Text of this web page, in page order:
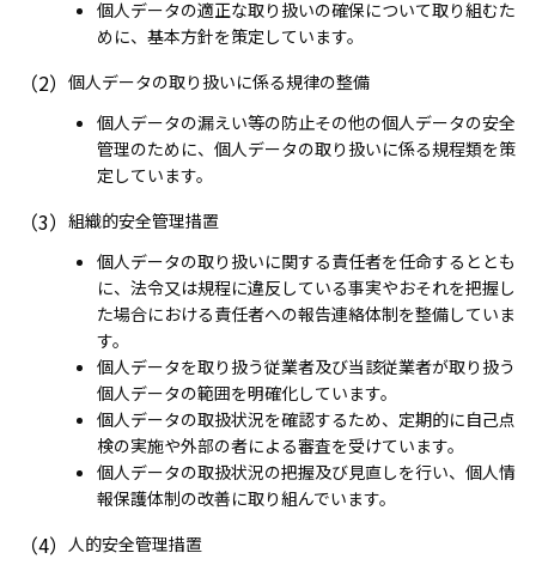
個人データの適正な取り扱いの確保について取り組むた
めに、基本方針を策定しています。
（2） 個人データの取り扱いに係る規律の整備
個人データの漏えい等の防止その他の個人データの安全
管理のために、個人データの取り扱いに係る規程類を策
定しています。
（3） 組織的安全管理措置
個人データの取り扱いに関する責任者を任命するととも
に、法令又は規程に違反している事実やおそれを把握し
た場合における責任者への報告連絡体制を整備していま
す。
個人データを取り扱う従業者及び当該従業者が取り扱う
個人データの範囲を明確化しています。
個人データの取扱状況を確認するため、定期的に自己点
検の実施や外部の者による審査を受けています。
個人データの取扱状況の把握及び見直しを行い、個人情
報保護体制の改善に取り組んでいます。
（4）
人的安全管理措置